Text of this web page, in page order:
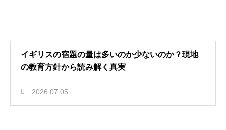
イギリスの宿題の量は多いのか少ないのか？現地
の教育方針から読み解く真実
2026.07.05